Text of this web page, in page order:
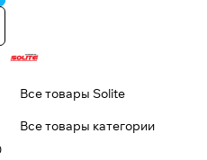
Все товары Solite
Все товары категории